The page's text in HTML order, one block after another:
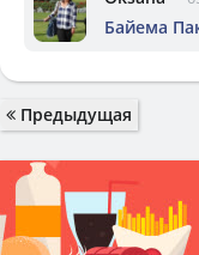
Байема
Предыдущая